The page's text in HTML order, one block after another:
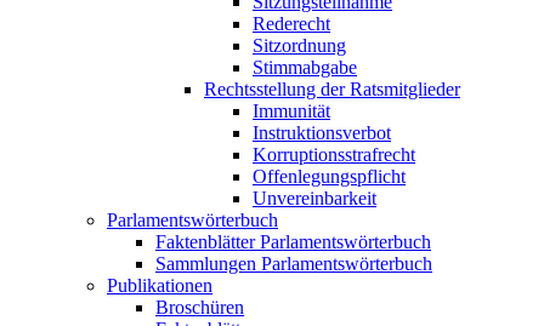
Rederecht
Sitzordnung
Stimmabgabe
Rechtsstellung der Ratsmitglieder
Immunität
Instruktionsverbot
Korruptionsstrafrecht
Offenlegungspflicht
Unvereinbarkeit
Parlamentswörterbuch
Faktenblätter Parlamentswörterbuch
Sammlungen Parlamentswörterbuch
Publikationen
Broschüren